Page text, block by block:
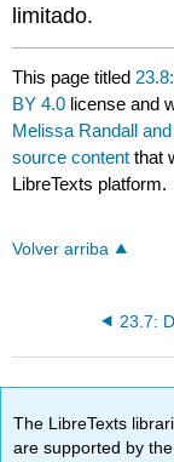
limitado.
This page titled
BY 4.0 license and
Melissa Randall
source content that
LibreTexts platform.
Volver arriba
The LibreTexts
are supported by